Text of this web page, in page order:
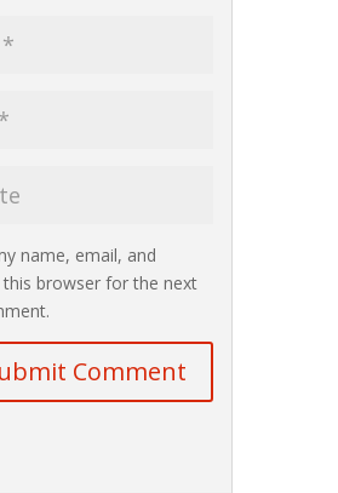
name, email, and
browser for the next